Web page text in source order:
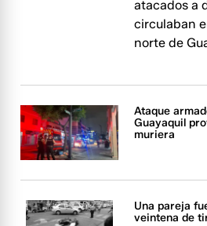
atacados a
circulaban
norte de
Ataque
Guayaquil
muriera
Una pareja
veintena de